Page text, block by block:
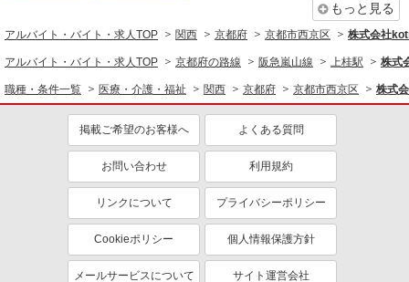
同じ特徴から求人を探す
未経験歓迎
ミドル（40代～）活躍中
社会保険あり
産休・育休取得実績あり
もっと見る
アルバイト・バイト・求人TOP 関西 京都府 京都市西京区 株式会社
アルバイト・バイト・求人TOP 京都府の路線 阪急嵐山線 上桂駅 株式
職種・条件一覧 医療・介護・福祉 関西 京都府 京都市西京区 株式
掲載ご希望のお客様へ よくある質問
お問い合わせ 利用規約
リンクについて プライバシーポリシー
Cookieポリシー 個人情報保護方針
メールサービスについて サイト運営会社